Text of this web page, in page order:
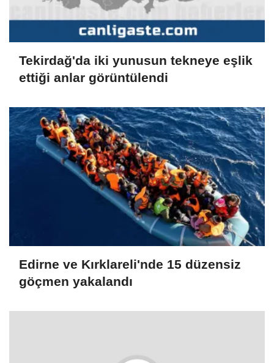
Tekirdağ'da iki yunusun tekneye eşlik
ettiği anlar görüntülendi
Edirne ve Kırklareli'nde 15 düzensiz
göçmen yakalandı